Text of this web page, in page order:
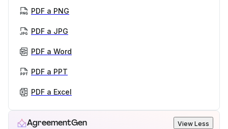
PDF a PNG
PDF a JPG
PDF a Word
PDF a PPT
PDF a Excel
AgreementGen View Less